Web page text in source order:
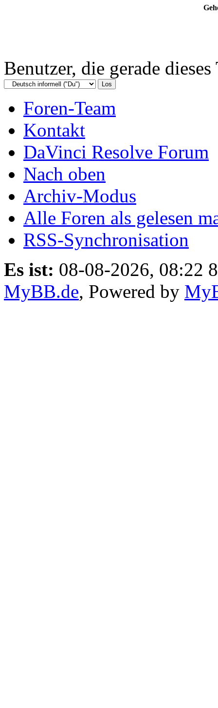
Benutzer, die gerade
Foren-Team
Kontakt
DaVinci Resolve Forum
Nach oben
Archiv-Modus
Alle Foren als gelesen
RSS-Synchronisation
Es ist: 08-08-2026, 08:22 8
MyBB.de, Powered by